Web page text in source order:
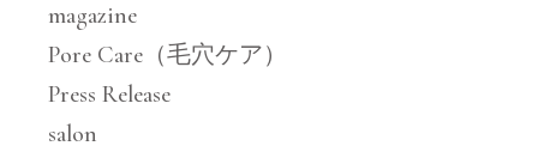
magazine
Pore Care（毛穴ケア）
Press Release
salon